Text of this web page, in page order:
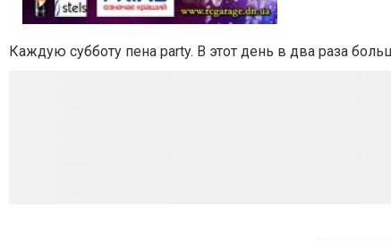
Каждую субботу пена party. В этот день в два раза